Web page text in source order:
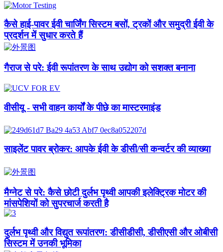
कैसे हाई-पावर ईवी चार्जिंग सिस्टम बसों, ट्रकों और समुद्री ईवी के
प्रदर्शन में सुधार करते हैं
गैराज से परे: ईवी रूपांतरण के साथ उद्योग को सशक्त बनाना
वीसीयू - सभी वाहन कार्यों के पीछे का मास्टरमाइंड
साइलेंट पावर ब्रोकर: आपके ईवी के डीसी/सी कन्वर्टर की व्याख्या
मैग्नेट से परे: कैसे छोटी दुर्लभ पृथ्वी आपकी इलेक्ट्रिक मोटर की
मांसपेशियों को सुपरचार्ज करती है
दुर्लभ पृथ्वी और विद्युत रूपांतरण: डीसीडीसी, डीसीएसी और ओबीसी
सिस्टम में उनकी भूमिका